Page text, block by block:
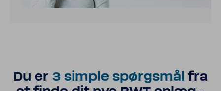
Du er 3 simple spørgsmål fra